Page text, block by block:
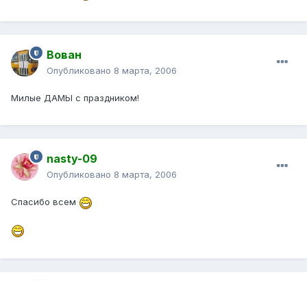
Вован
Опубликовано 8 марта, 2006
Милые ДАМЫ с праздником!
nasty-09
Опубликовано 8 марта, 2006
Спасибо всем